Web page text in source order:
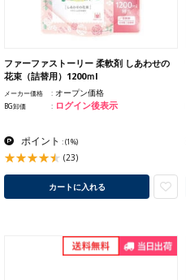
ファーファストーリー 柔軟剤 しあわせの
花束（詰替用）1200ｍl
メーカー価格 オープン価格
BG卸価 ログイン後表示
ポイント :(1%)
(23)
カートに入れる